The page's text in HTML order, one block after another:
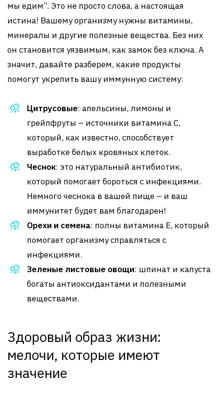
мы едим”. Это не просто слова, а настоящая
истина! Вашему организму нужны витамины,
минералы и другие полезные вещества. Без них
он становится уязвимым, как замок без ключа. А
значит, давайте разберем, какие продукты
помогут укрепить вашу иммунную систему:
Цитрусовые: апельсины, лимоны и
грейпфруты – источники витамина C,
который, как известно, способствует
выработке белых кровяных клеток.
Чеснок: это натуральный антибиотик,
который помогает бороться с инфекциями.
Немного чеснока в вашей пище – и ваш
иммунитет будет вам благодарен!
Орехи и семена: полны витамина E, который
помогает организму справляться с
инфекциями.
Зеленые листовые овощи: шпинат и капуста
богаты антиоксидантами и полезными
веществами.
Здоровый образ жизни:
мелочи, которые имеют
значение